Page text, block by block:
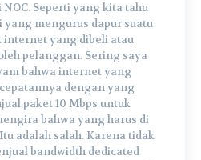
Seperti yang kita tahu
yang mengurus dapur suatu
internet yang dibeli atau
Sering saya
bahwa internet yang
dengan yang
paket 10 Mbps untuk
bahwa yang harus di
adalah salah. Karena tidak
bandwidth dedicated